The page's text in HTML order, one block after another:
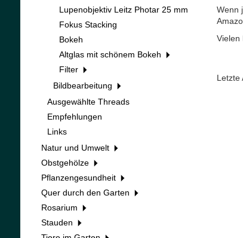
Lupenobjektiv Leitz Photar 25 mm
Fokus Stacking
Bokeh
Altglas mit schönem Bokeh
Filter
Bildbearbeitung
Ausgewählte Threads
Empfehlungen
Links
Natur und Umwelt
Obstgehölze
Pflanzengesundheit
Quer durch den Garten
Rosarium
Stauden
Wenn
Vielen